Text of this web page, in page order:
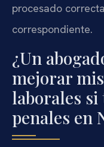
procesado
correspondiente.
¿Un
mejorar
laborales si
penales en